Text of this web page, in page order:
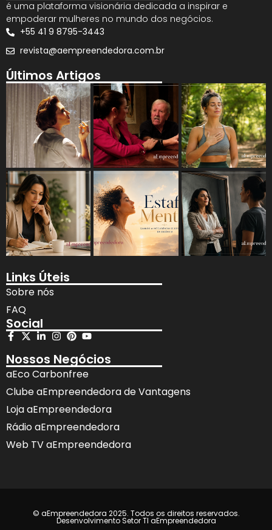
é uma plataforma visionária dedicada a inspirar e
empoderar mulheres no mundo dos negócios.
+55 41 9 8795-3443
revista@aempreendedora.com.br
Últimos Artigos
Links Úteis
Sobre nós
FAQ
Social
Nossos Negócios
aEco Carbonfree
Clube aEmpreendedora de Vantagens
Loja aEmpreendedora
Rádio aEmpreendedora
Web TV aEmpreendedora
© aEmpreendedora 2025. Todos os direitos reservados.
Desenvolvimento Setor TI aEmpreendedora